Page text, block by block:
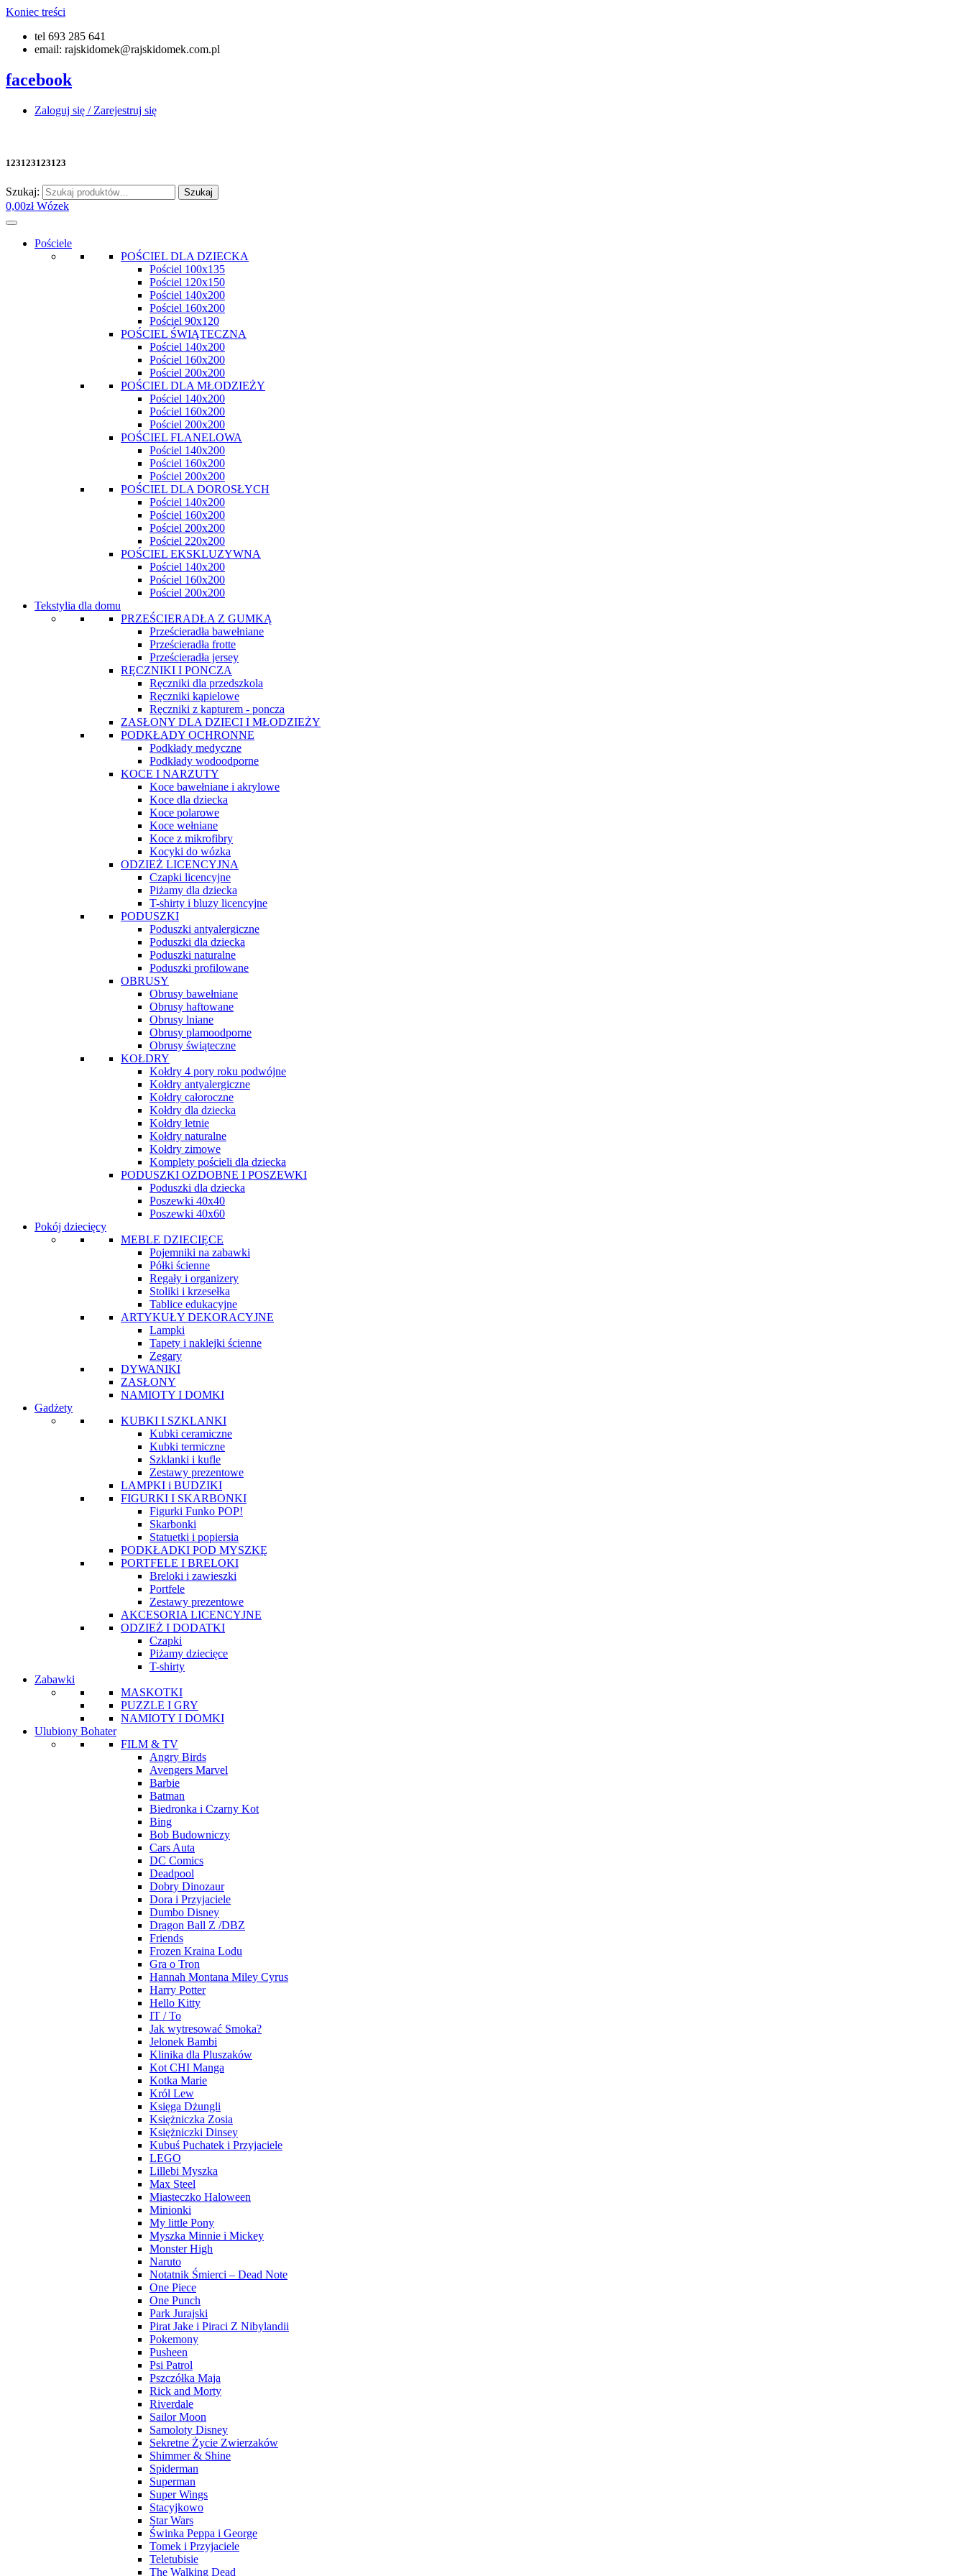
Koniec treści
tel 693 285 641
email: rajskidomek@rajskidomek.com.pl
facebook
Zaloguj się / Zarejestruj się
123123123123
Szukaj: Szukaj
0,00zł Wózek
Pościele
POŚCIEL DLA DZIECKA
Pościel 100x135
Pościel 120x150
Pościel 140x200
Pościel 160x200
Pościel 90x120
POŚCIEL ŚWIĄTECZNA
Pościel 140x200
Pościel 160x200
Pościel 200x200
POŚCIEL DLA MŁODZIEŻY
Pościel 140x200
Pościel 160x200
Pościel 200x200
POŚCIEL FLANELOWA
Pościel 140x200
Pościel 160x200
Pościel 200x200
POŚCIEL DLA DOROSŁYCH
Pościel 140x200
Pościel 160x200
Pościel 200x200
Pościel 220x200
POŚCIEL EKSKLUZYWNA
Pościel 140x200
Pościel 160x200
Pościel 200x200
Tekstylia dla domu
PRZEŚCIERADŁA Z GUMKĄ
Prześcieradła bawełniane
Prześcieradła frotte
Prześcieradła jersey
RĘCZNIKI I PONCZA
Ręczniki dla przedszkola
Ręczniki kąpielowe
Ręczniki z kapturem - poncza
ZASŁONY DLA DZIECI I MŁODZIEŻY
PODKŁADY OCHRONNE
Podkłady medyczne
Podkłady wodoodporne
KOCE I NARZUTY
Koce bawełniane i akrylowe
Koce dla dziecka
Koce polarowe
Koce wełniane
Koce z mikrofibry
Kocyki do wózka
ODZIEŻ LICENCYJNA
Czapki licencyjne
Piżamy dla dziecka
T-shirty i bluzy licencyjne
PODUSZKI
Poduszki antyalergiczne
Poduszki dla dziecka
Poduszki naturalne
Poduszki profilowane
OBRUSY
Obrusy bawełniane
Obrusy haftowane
Obrusy lniane
Obrusy plamoodporne
Obrusy świąteczne
KOŁDRY
Kołdry 4 pory roku podwójne
Kołdry antyalergiczne
Kołdry całoroczne
Kołdry dla dziecka
Kołdry letnie
Kołdry naturalne
Kołdry zimowe
Komplety pościeli dla dziecka
PODUSZKI OZDOBNE I POSZEWKI
Poduszki dla dziecka
Poszewki 40x40
Poszewki 40x60
Pokój dziecięcy
MEBLE DZIECIĘCE
Pojemniki na zabawki
Półki ścienne
Regały i organizery
Stoliki i krzesełka
Tablice edukacyjne
ARTYKUŁY DEKORACYJNE
Lampki
Tapety i naklejki ścienne
Zegary
DYWANIKI
ZASŁONY
NAMIOTY I DOMKI
Gadżety
KUBKI I SZKLANKI
Kubki ceramiczne
Kubki termiczne
Szklanki i kufle
Zestawy prezentowe
LAMPKI i BUDZIKI
FIGURKI I SKARBONKI
Figurki Funko POP!
Skarbonki
Statuetki i popiersia
PODKŁADKI POD MYSZKĘ
PORTFELE I BRELOKI
Breloki i zawieszki
Portfele
Zestawy prezentowe
AKCESORIA LICENCYJNE
ODZIEŻ I DODATKI
Czapki
Piżamy dziecięce
T-shirty
Zabawki
MASKOTKI
PUZZLE I GRY
NAMIOTY I DOMKI
Ulubiony Bohater
FILM & TV
Angry Birds
Avengers Marvel
Barbie
Batman
Biedronka i Czarny Kot
Bing
Bob Budowniczy
Cars Auta
DC Comics
Deadpool
Dobry Dinozaur
Dora i Przyjaciele
Dumbo Disney
Dragon Ball Z /DBZ
Friends
Frozen Kraina Lodu
Gra o Tron
Hannah Montana Miley Cyrus
Harry Potter
Hello Kitty
IT / To
Jak wytresować Smoka?
Jelonek Bambi
Klinika dla Pluszaków
Kot CHI Manga
Kotka Marie
Król Lew
Księga Dżungli
Księżniczka Zosia
Księżniczki Dinsey
Kubuś Puchatek i Przyjaciele
LEGO
Lillebi Myszka
Max Steel
Miasteczko Haloween
Minionki
My little Pony
Myszka Minnie i Mickey
Monster High
Naruto
Notatnik Śmierci – Dead Note
One Piece
One Punch
Park Jurajski
Pirat Jake i Piraci Z Nibylandii
Pokemony
Pusheen
Psi Patrol
Pszczółka Maja
Rick and Morty
Riverdale
Sailor Moon
Samoloty Disney
Sekretne Życie Zwierzaków
Shimmer & Shine
Spiderman
Superman
Super Wings
Stacyjkowo
Star Wars
Świnka Peppa i George
Tomek i Przyjaciele
Teletubisie
The Walking Dead